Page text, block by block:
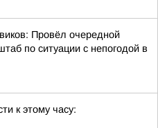
Провёл очередной
по ситуации с непогодой в
к этому часу: